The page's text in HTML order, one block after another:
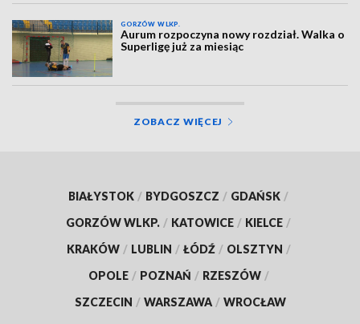
GORZÓW WLKP.
Aurum rozpoczyna nowy rozdział. Walka o
Superligę już za miesiąc
ZOBACZ WIĘCEJ
BIAŁYSTOK / BYDGOSZCZ / GDAŃSK /
GORZÓW WLKP. / KATOWICE / KIELCE /
KRAKÓW / LUBLIN / ŁÓDŹ / OLSZTYN /
OPOLE / POZNAŃ / RZESZÓW /
SZCZECIN / WARSZAWA / WROCŁAW